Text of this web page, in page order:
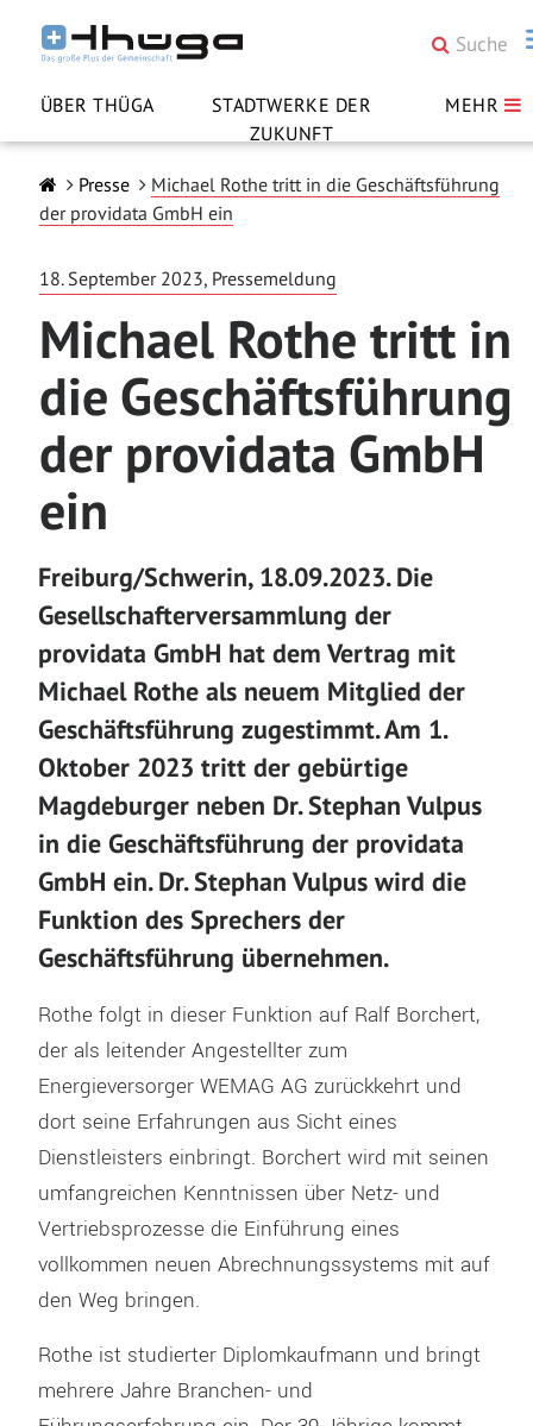
ÜBER THÜGA
STADTWERKE DER
ZUKUNFT
MEHR
Presse
Michael Rothe tritt in die Geschäftsführung
der providata GmbH ein
18. September 2023, Pressemeldung
Michael Rothe tritt in
die Geschäftsführung
der providata GmbH
ein
Freiburg/Schwerin, 18.09.2023. Die
Gesellschafterversammlung der
providata GmbH hat dem Vertrag mit
Michael Rothe als neuem Mitglied der
Geschäftsführung zugestimmt. Am 1.
Oktober 2023 tritt der gebürtige
Magdeburger neben Dr. Stephan Vulpus
in die Geschäftsführung der providata
GmbH ein. Dr. Stephan Vulpus wird die
Funktion des Sprechers der
Geschäftsführung übernehmen.
Rothe folgt in dieser Funktion auf Ralf Borchert,
der als leitender Angestellter zum
Energieversorger WEMAG AG zurückkehrt und
dort seine Erfahrungen aus Sicht eines
Dienstleisters einbringt. Borchert wird mit seinen
umfangreichen Kenntnissen über Netz- und
Vertriebsprozesse die Einführung eines
vollkommen neuen Abrechnungssystems mit auf
den Weg bringen.
Rothe ist studierter Diplomkaufmann und bringt
mehrere Jahre Branchen- und